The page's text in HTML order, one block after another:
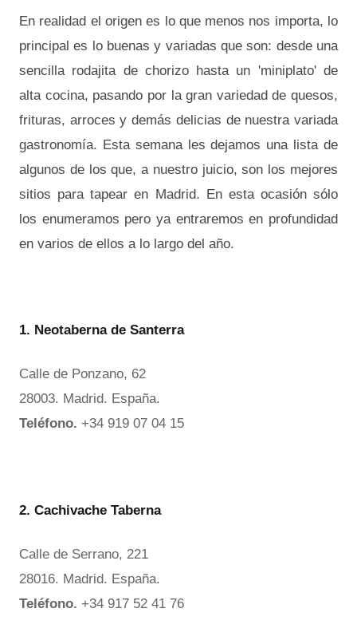
En realidad el origen es lo que menos nos importa, lo
principal es lo buenas y variadas que son: desde una
sencilla rodajita de chorizo hasta un 'miniplato' de
alta cocina, pasando por la gran variedad de quesos,
frituras, arroces y demás delicias de nuestra variada
gastronomía. Esta semana les dejamos una lista de
algunos de los que, a nuestro juicio, son los mejores
sitios para tapear en Madrid. En esta ocasión sólo
los enumeramos pero ya entraremos en profundidad
en varios de ellos a lo largo del año.
1. Neotaberna de Santerra
Calle de Ponzano, 62
28003. Madrid. España.
Teléfono. +34 919 07 04 15
2. Cachivache Taberna
Calle de Serrano, 221
28016. Madrid. España.
Teléfono. +34 917 52 41 76